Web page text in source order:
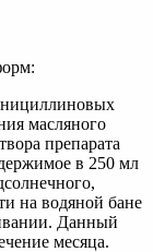
масляного
препарата
в 250 мл
на водяной бане
Данный
месяца.